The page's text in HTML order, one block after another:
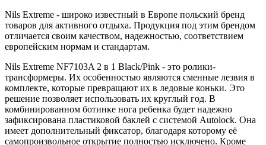
Nils Extreme - широко известный в Европе польский бренд
товаров для активного отдыха. Продукция под этим брендом
отличается своим качеством, надежностью, соответствием
европейским нормам и стандартам.
Nils Extreme NF7103A 2 в 1 Black/Pink - это ролики-
трансформеры. Их особенностью являются сменные лезвия в
комплекте, которые превращают их в ледовые коньки. Это
решение позволяет использовать их круглый год. В
комбинированном ботинке нога ребенка будет надежно
зафиксирована пластиковой баклей с системой Autolock. Она
имеет дополнительный фиксатор, благодаря которому её
самопроизвольное открытие полностью исключено. Кроме